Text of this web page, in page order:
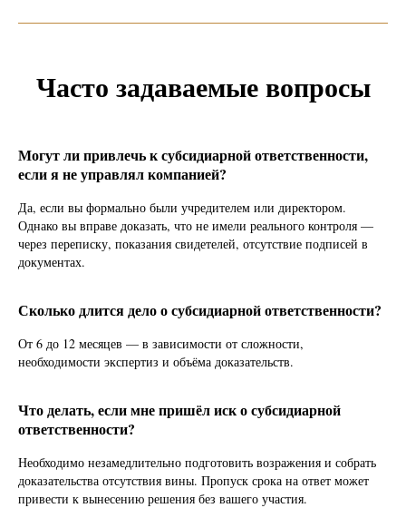
Часто задаваемые вопросы
Могут ли привлечь к субсидиарной ответственности,
если я не управлял компанией?
Да, если вы формально были учредителем или директором.
Однако вы вправе доказать, что не имели реального контроля —
через переписку, показания свидетелей, отсутствие подписей в
документах.
Сколько длится дело о субсидиарной ответственности?
От 6 до 12 месяцев — в зависимости от сложности,
необходимости экспертиз и объёма доказательств.
Что делать, если мне пришёл иск о субсидиарной
ответственности?
Необходимо незамедлительно подготовить возражения и собрать
доказательства отсутствия вины. Пропуск срока на ответ может
привести к вынесению решения без вашего участия.